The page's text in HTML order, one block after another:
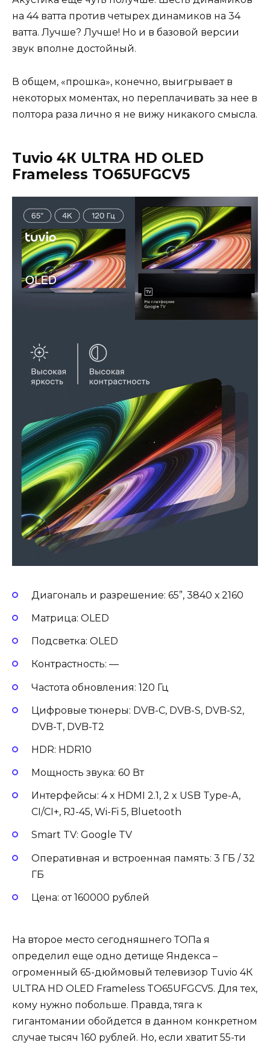
на 44 ватта против четырех динамиков на 34
ватта. Лучше? Лучше! Но и в базовой версии
звук вполне достойный.
В общем, «прошка», конечно, выигрывает в
некоторых моментах, но переплачивать за нее в
полтора раза лично я не вижу никакого смысла.
Tuvio 4К ULTRA HD OLED
Frameless TO65UFGCV5
Диагональ и разрешение: 65”, 3840 х 2160
Матрица: OLED
Подсветка: OLED
Контрастность: —
Частота обновления: 120 Гц
Цифровые тюнеры: DVB-C, DVB-S, DVB-S2,
DVB-T, DVB-T2
HDR: HDR10
Мощность звука: 60 Вт
Интерфейсы: 4 x HDMI 2.1, 2 x USB Type-A,
CI/CI+, RJ-45, Wi-Fi 5, Bluetooth
Smart TV: Google TV
Оперативная и встроенная память: 3 ГБ / 32
ГБ
Цена: от 160000 рублей
На второе место сегодняшнего ТОПа я
определил еще одно детище Яндекса –
огроменный 65-дюймовый телевизор Tuvio 4К
ULTRA HD OLED Frameless TO65UFGCV5. Для тех,
кому нужно побольше. Правда, тяга к
гигантомании обойдется в данном конкретном
случае тысяч 160 рублей. Но, если хватит 55-ти